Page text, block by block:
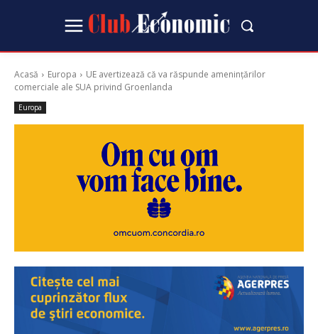
Acasă Europa
UE avertizează că va răspunde amenințărilor
comerciale ale SUA privind Groenlanda
Europa